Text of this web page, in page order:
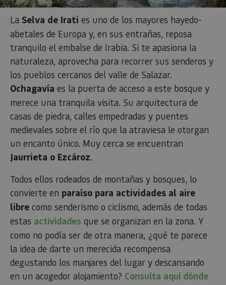
La Selva de Irati es uno de los mayores hayedo-
abetales de Europa y, en sus entrañas, reposa
tranquilo el embalse de Irabia. Si te apasiona la
naturaleza, aprovecha para recorrer sus senderos y
los pueblos cercanos del valle de Salazar.
Ochagavía es la puerta de acceso a este bosque y
merece una tranquila visita. Su arquitectura de
casas de piedra, calles empedradas y puentes
medievales sobre el río que la atraviesa le otorgan
un encanto único. Muy cerca se encuentran
Jaurrieta o Ezcároz.
Todos ellos rodeados de montañas y bosques, lo
convierte en paraíso para actividades al aire
libre como senderismo o ciclismo, además de todas
estas actividades que se organizan en la zona. Y
como no podía ser de otra manera, ¿qué te parece
la idea de darte un merecida recompensa
degustando los manjares del lugar y descansando
en un acogedor alojamiento? Consulta aquí dónde
Nombre
Proveedor/
Dominio
Vencimiento
C
Adform
.adform.net
1 mes 1 día
Esta
utiliza
visitas y
sitio
_ga
servicio
Google
para
usuarios
número
Nombre
Proveedor
Vencimiento Descripción
.adform.net 2 meses
proporciona
una
identificación
de usuario
generada por
máquina y
asignada de
forma única
y recopila
datos sobre
la actividad
enviarse a un
tercero para
su análisis y
elaboración
de informes.
Nombre
Proveedor/
Dominio
Vencimiento
GUEST_LANGUAGE_ID .visitnavarra.es 1 año
se utiliza
para
web
Proveedor/
Dominio
_hjSession_3655069 .visitnavarra.es
LFR_SESSION_STATE_8191652
www.visitnavarra.es
Sesión
GN
www.visitnavarra.es
_hjSessionUser_3655069
.visitnavarra.es
1 año
Event3PvTriggered
.visitnavarra.es